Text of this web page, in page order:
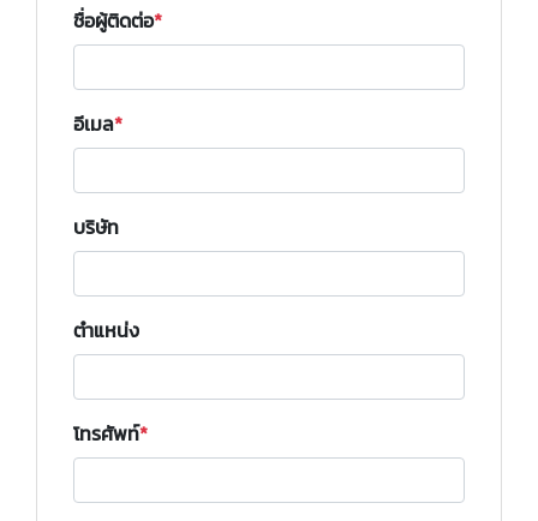
ชื่อผู้ติดต่อ
อีเมล
บริษัท
ตำแหน่ง
โทรศัพท์